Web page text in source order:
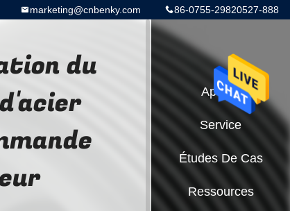
86-0755-29820527-888
marketing@cnbenky.com
du
Aperçu
Service
Études De Cas
Ressources